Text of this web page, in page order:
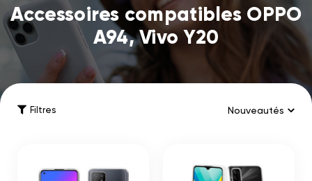
Accessoires compatibles OPPO
A94, Vivo Y20
Filtres